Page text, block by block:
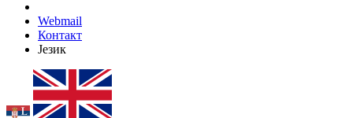
Webmail
Контакт
Језик